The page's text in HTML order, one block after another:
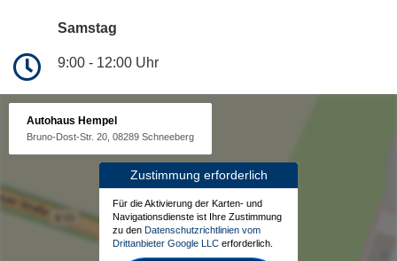
Samstag
9:00 - 12:00 Uhr
Autohaus Hempel
Bruno-Dost-Str. 20, 08289 Schneeberg
Zustimmung erforderlich
Für die Aktivierung der Karten- und
Navigationsdienste ist Ihre Zustimmung
zu den Datenschutzrichtlinien vom
Drittanbieter Google LLC erforderlich.